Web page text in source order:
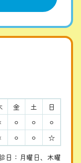
金 土
日
⚪︎ ⚪︎
⚪︎
⚪︎ ⚪︎
☆
：月曜日、木曜